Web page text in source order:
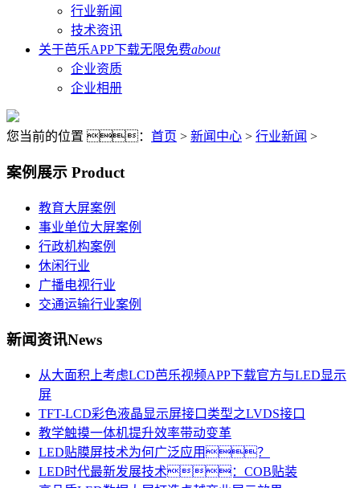
行业新闻
技术资讯
关于芭乐APP下载无限免费about
企业资质
企业相册
您当前的位置 ： 首页 > 新闻中心 > 行业新闻 >
案例展示 Product
教育大屏案例
事业单位大屏案例
行政机构案例
休闲行业
广播电视行业
交通运输行业案例
新闻资讯News
从大面积上考虑LCD芭乐视频APP下载官方与LED显示
屏
TFT-LCD彩色液晶显示屏接口类型之LVDS接口
教学触摸一体机提升效率带动变革
LED贴膜屏技术为何广泛应用？
LED时代最新发展技术：COB贴装